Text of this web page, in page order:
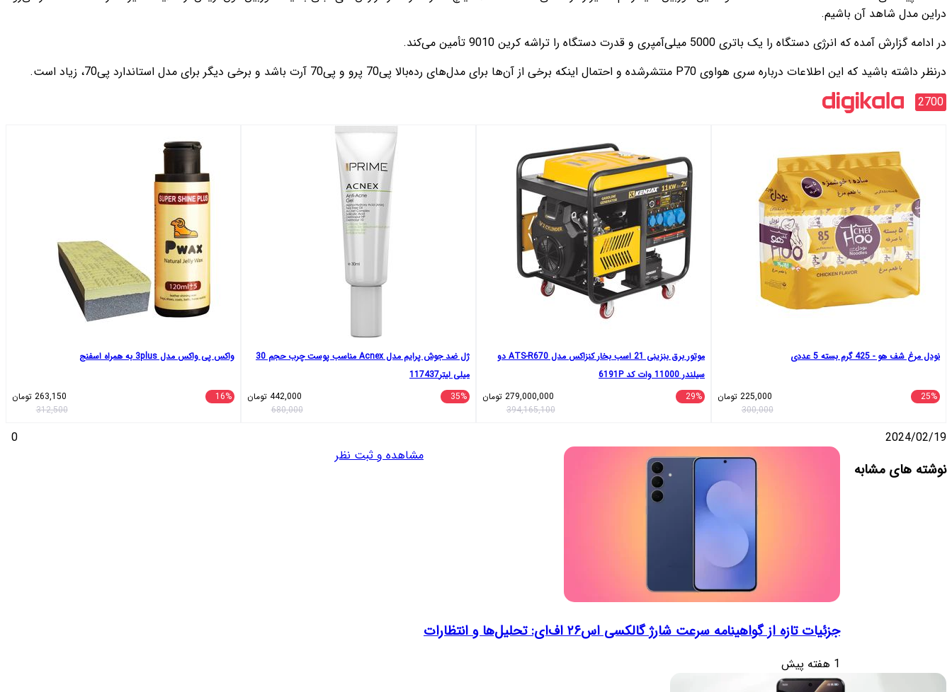
دراین مدل شاهد آن باشیم.
در ادامه گزارش آمده که انرژی دستگاه را یک باتری 5000 میلی‌آمپری و قدرت دستگاه را تراشه کرین 9010 تأمین می‌کند.
درنظر داشته باشید که این اطلاعات درباره سری هواوی P70 منتشرشده و احتمال اینکه برخی از آن‌ها برای مدل‌های رده‌بالا پی70 پرو و پی70 آرت باشد و برخی دیگر برای مدل استاندارد پی70، زیاد است.
2700
نودل مرغ شف هو - 425 گرم بسته 5 عددی
25%
225,000 تومان
300,000
موتور برق بنزینی 21 اسب بخار کنزاکس مدل ATS-R670 دو
سیلندر 11000 وات کد 6191P
29%
279,000,000 تومان
394,165,100
ژل ضد جوش پرایم مدل Acnex مناسب پوست چرب حجم 30
میلی لیتر117437
35%
442,000 تومان
680,000
واکس پی واکس مدل 3plus به همراه اسفنج
16%
263,150 تومان
312,500
2024/02/19
0
آپ
گذاری
نوشته های مشابه
جزئیات تازه از گواهینامه سرعت شارژ گالکسی اس۲۶ اف‌ای: تحلیل‌ها و انتظارات
1 هفته پیش
مشاهده و ثبت نظر